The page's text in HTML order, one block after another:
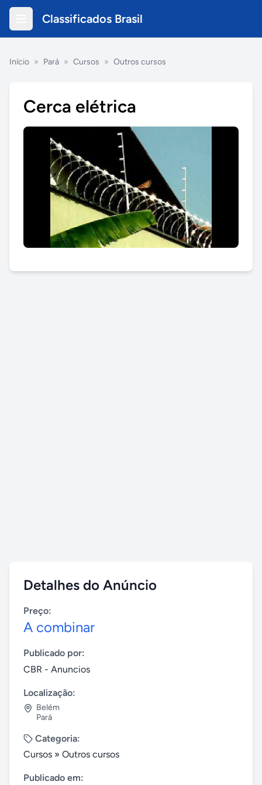
Classificados Brasil
Início » Pará » Cursos » Outros cursos
Cerca elétrica
Detalhes do Anúncio
Preço:
A combinar
Publicado por:
CBR - Anuncios
Localização:
Belém
Pará
Categoria:
Cursos » Outros cursos
Publicado em: